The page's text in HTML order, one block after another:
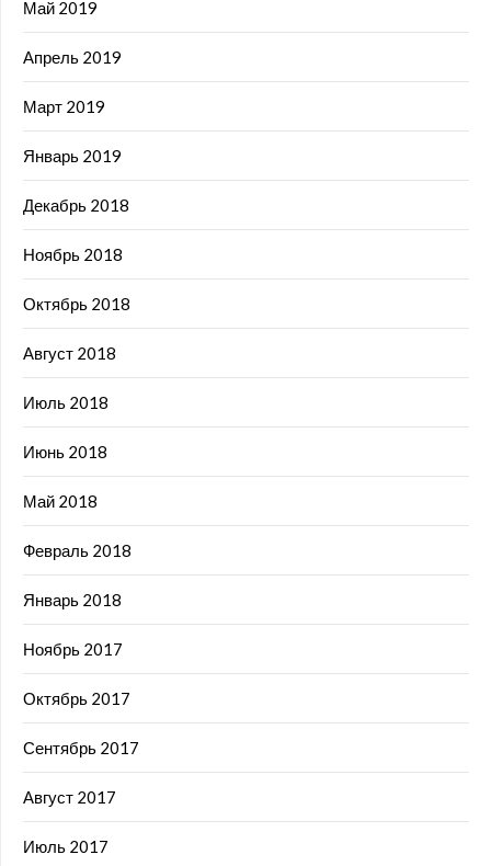
Май 2019
Апрель 2019
Март 2019
Январь 2019
Декабрь 2018
Ноябрь 2018
Октябрь 2018
Август 2018
Июль 2018
Июнь 2018
Май 2018
Февраль 2018
Январь 2018
Ноябрь 2017
Октябрь 2017
Сентябрь 2017
Август 2017
Июль 2017